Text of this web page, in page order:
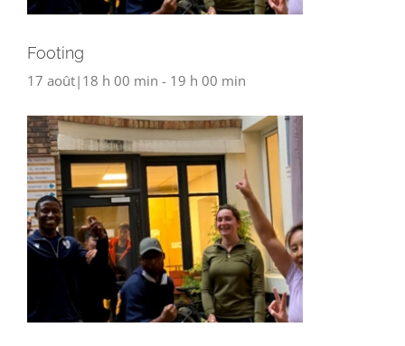
Footing
17 août|18 h 00 min - 19 h 00 min